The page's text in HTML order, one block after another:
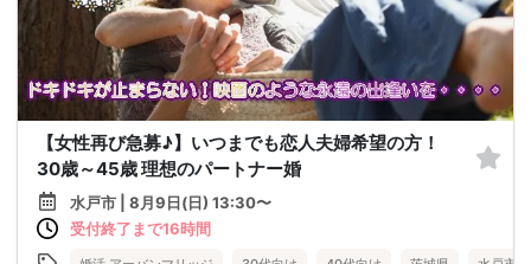
【女性再び急募♪】いつまでも恋人夫婦希望の方！
30歳～45歳 理想のパートナー婚
水戸市 | 8月9日(日) 13:30〜
受付終了まで16時間